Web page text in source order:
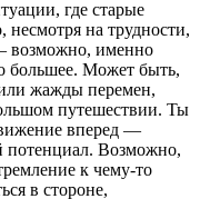
где старые
несмотря на трудности,
возможно, именно
большее. Может быть,
или жажды перемен,
путешествии. Ты
вперед —
потенциал. Возможно,
к чему-то
в стороне,